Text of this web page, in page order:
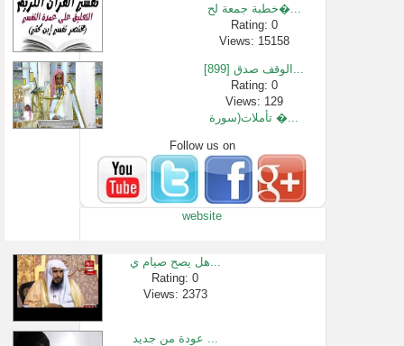
خطبة جمعة لح�...
Rating: 0
Views: 15158
[899] الوقف صدق...
Rating: 0
Views: 129
تأملات(سورة �...
Rating: 0
Views: 11395
ما حكم الإنز�...
Rating: 0
Views: 33973
Follow us on
website
هل يصح صيام ي...
Rating: 0
Views: 2373
عودة من جديد ...